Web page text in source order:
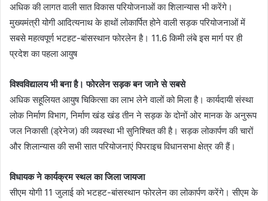
अधिक की लागत वाली सात विकास परियोजनाओं का शिलान्यास भी करेंगे।
मुख्यमंत्री योगी आदित्यनाथ के हाथों लोकार्पित होने वाली सड़क परियोजनाओं में
सबसे महत्वपूर्ण भटहट-बांसस्थान फोरलेन है। 11.6 किमी लंबे इस मार्ग पर ही
प्रदेश का पहला आयुष
विश्वविद्यालय भी बना है। फोरलेन सड़क बन जाने से सबसे
अधिक सहूलियत आयुष चिकित्सा का लाभ लेने वालों को मिला है। कार्यदायी संस्था
लोक निर्माण विभाग, निर्माण खंड खंड तीन ने सड़क के दोनों ओर मानक के अनुरूप
जल निकासी (ड्रेनेज) की व्यवस्था भी सुनिश्चित की है। सड़क लोकार्पण की चारों
और शिलान्यास की सभी सात परियोजनाएं पिपराइच विधानसभा क्षेत्र की हैं।
विधायक ने कार्यक्रम स्थल का जिला जायजा
सीएम योगी 11 जुलाई को भटहट-बांसस्थान फोरलेन का लोकार्पण करेंगे। सीएम के